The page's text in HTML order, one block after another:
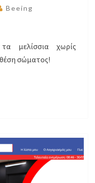
Beeing
μελίσσια χωρίς
σώματος!